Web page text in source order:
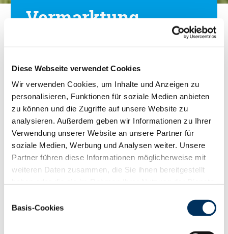
Diese Webseite verwendet Cookies
Wir verwenden Cookies, um Inhalte und Anzeigen zu
personalisieren, Funktionen für soziale Medien anbieten
zu können und die Zugriffe auf unsere Website zu
analysieren. Außerdem geben wir Informationen zu Ihrer
Verwendung unserer Website an unsere Partner für
soziale Medien, Werbung und Analysen weiter. Unsere
Partner führen diese Informationen möglicherweise mit
weiteren Daten zusammen, die Sie ihnen bereitgestellt
Cookies, wenn Sie unsere Webseite weiterhin nutzen.
Basis-Cookies
Vermarktung